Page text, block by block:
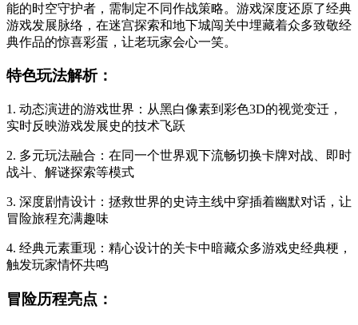
能的时空守护者，需制定不同作战策略。游戏深度还原了经典
游戏发展脉络，在迷宫探索和地下城闯关中埋藏着众多致敬经
典作品的惊喜彩蛋，让老玩家会心一笑。
特色玩法解析：
1. 动态演进的游戏世界：从黑白像素到彩色3D的视觉变迁，
实时反映游戏发展史的技术飞跃
2. 多元玩法融合：在同一个世界观下流畅切换卡牌对战、即时
战斗、解谜探索等模式
3. 深度剧情设计：拯救世界的史诗主线中穿插着幽默对话，让
冒险旅程充满趣味
4. 经典元素重现：精心设计的关卡中暗藏众多游戏史经典梗，
触发玩家情怀共鸣
冒险历程亮点：